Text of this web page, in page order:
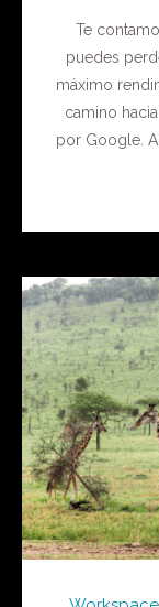
Te
puedes
máximo
camino
por Google.